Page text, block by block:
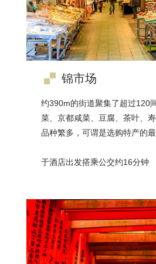
锦市场
约390m的街道聚集了超过120
菜、京都咸菜、豆腐、茶叶、
品种繁多，可谓是选购特产的最
于酒店出发搭乘公交约16分钟